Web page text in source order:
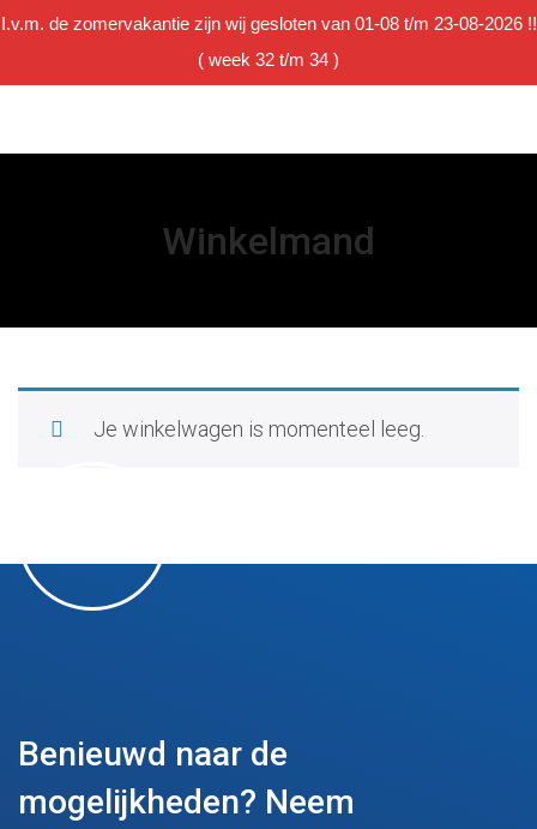
I.v.m. de zomervakantie zijn wij gesloten van 01-08 t/m 23-08-2026 !!
( week 32 t/m 34 )
Winkelmand
Je winkelwagen is momenteel leeg.
Benieuwd naar de
mogelijkheden? Neem